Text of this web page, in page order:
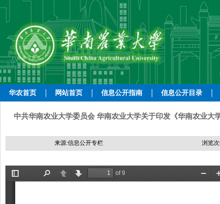
华农首页 网站首页 信息公开指南 信息公开目录
中共华南农业大学委员会 华南农业大学关于印发《华南农业
来源:信息公开专栏 浏览